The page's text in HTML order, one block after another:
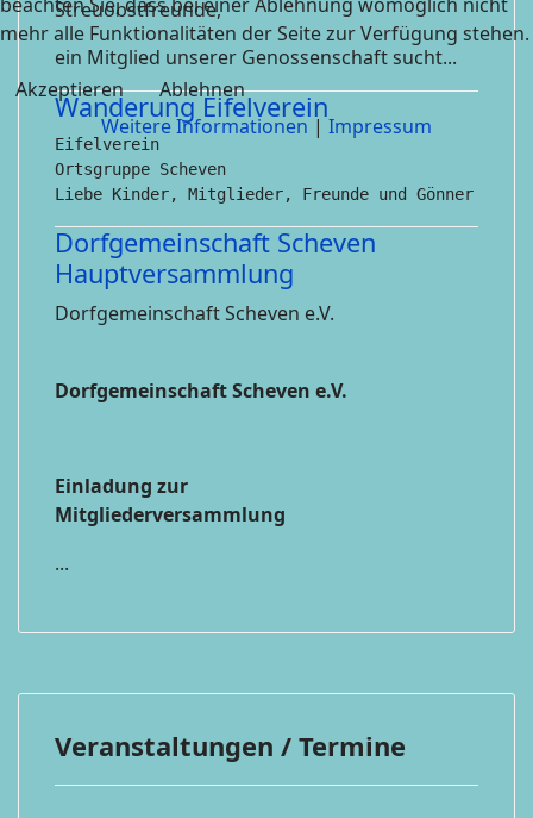
Streuobstfreunde,
ein Mitglied unserer Genossenschaft sucht...
Wanderung Eifelverein
Eifelverein
Ortsgruppe Scheven
Liebe Kinder, Mitglieder, Freunde und Gönner des
Dorfgemeinschaft Scheven
Hauptversammlung
Dorfgemeinschaft Scheven e.V.
Dorfgemeinschaft Scheven e.V.
Einladung zur
Mitgliederversammlung
...
Veranstaltungen / Termine
mehr alle Funktionalitäten der Seite zur Verfügung stehen.
Akzeptieren
Ablehnen
Weitere Informationen|Impressum